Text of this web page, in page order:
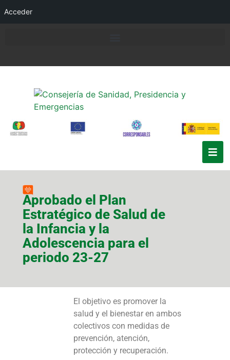
Acceder
Aprobado el Plan
Estratégico de Salud de
la Infancia y la
Adolescencia para el
periodo 23-27
El objetivo es promover la
salud y el bienestar en ambos
colectivos con medidas de
prevención, atención,
protección y recuperación.